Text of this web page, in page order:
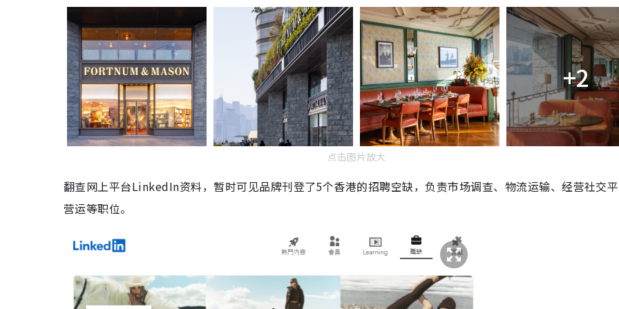
+2
点击图片放大
翻查网上平台LinkedIn资料，暂时可见品牌刊登了5个香港的招聘空缺，负责市场调查、物流运输、经营社交
营运等职位。